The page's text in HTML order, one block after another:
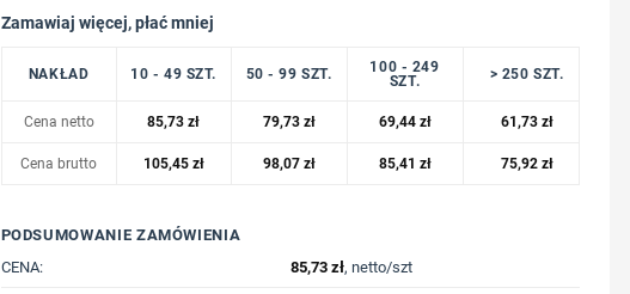
Zamawiaj więcej, płać mniej
NAKŁAD 10 - 49 SZT. 50 - 99 SZT.
100 - 249
SZT.
> 250 SZT.
Cena netto 85,73zł 79,73 zł 69,44 zł 61,73 zł
Cena brutto 105,45 zł 98,07 zł 85,41 zł 75,92 zł
PODSUMOWANIE ZAMÓWIENIA
CENA:
85,73 zł, netto/szt